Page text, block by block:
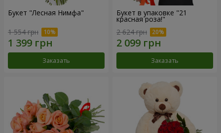
Букет "Лесная Нимфа"
1 554 грн
Заказать
Букет в упаковке "21
красная роза!"
2 624 грн
Заказать